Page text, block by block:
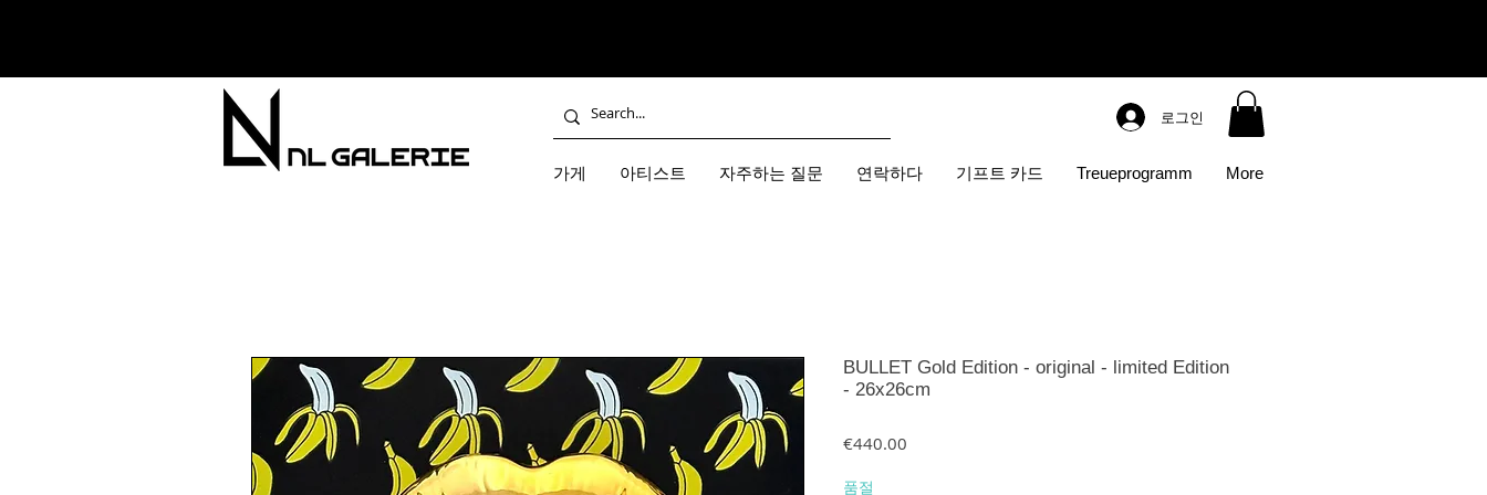
로그인
가게 아티스트 자주하는 질문 연락하다 기프트 카드 Treueprogramm More
BULLET Gold Edition - original - limited Edition
- 26x26cm
€440.00
품절